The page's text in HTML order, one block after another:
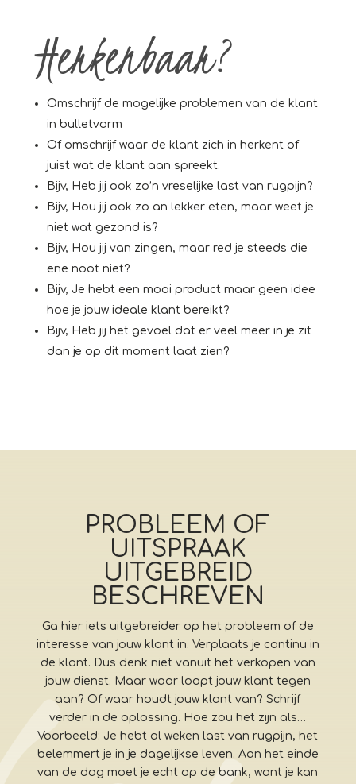
Herkenbaar?
Omschrijf de mogelijke problemen van de klant
in bulletvorm
Of omschrijf waar de klant zich in herkent of
juist wat de klant aan spreekt.
Bijv, Heb jij ook zo’n vreselijke last van rugpijn?
Bijv, Hou jij ook zo an lekker eten, maar weet je
niet wat gezond is?
Bijv, Hou jij van zingen, maar red je steeds die
ene noot niet?
Bijv, Je hebt een mooi product maar geen idee
hoe je jouw ideale klant bereikt?
Bijv, Heb jij het gevoel dat er veel meer in je zit
dan je op dit moment laat zien?
PROBLEEM OF
UITSPRAAK
UITGEBREID
BESCHREVEN
Ga hier iets uitgebreider op het probleem of de
interesse van jouw klant in. Verplaats je continu in
de klant. Dus denk niet vanuit het verkopen van
jouw dienst. Maar waar loopt jouw klant tegen
aan? Of waar houdt jouw klant van? Schrijf
verder in de oplossing. Hoe zou het zijn als…
Voorbeeld: Je hebt al weken last van rugpijn, het
belemmert je in je dagelijkse leven. Aan het einde
van de dag moet je echt op de bank, want je kan